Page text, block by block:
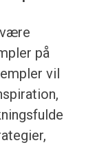
på
vil